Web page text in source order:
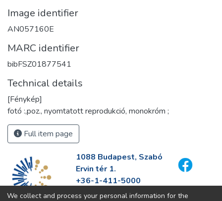
Image identifier
AN057160E
MARC identifier
bibFSZ01877541
Technical details
[Fénykép]
fotó :,poz., nyomtatott reprodukció, monokróm ;
Full item page
1088 Budapest, Szabó
Ervin tér 1.
+36-1-411-5000
info@fszek.hu
We collect and process your personal information for the